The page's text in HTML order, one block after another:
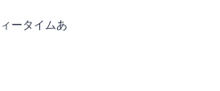
ータイムあ